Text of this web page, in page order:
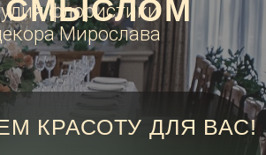
заявку
ДЛЯ ВАС!
и МО, 15 лет опыта,
— чувство стиля!